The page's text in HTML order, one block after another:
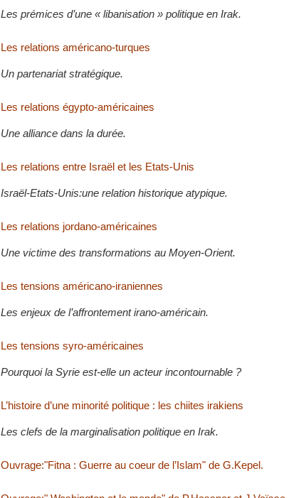
Les prémices d’une « libanisation » politique en Irak.
Les relations américano-turques
Un partenariat stratégique.
Les relations égypto-américaines
Une alliance dans la durée.
Les relations entre Israël et les Etats-Unis
Israël-Etats-Unis:une relation historique atypique.
Les relations jordano-américaines
Une victime des transformations au Moyen-Orient.
Les tensions américano-iraniennes
Les enjeux de l’affrontement irano-américain.
Les tensions syro-américaines
Pourquoi la Syrie est-elle un acteur incontournable ?
L’histoire d’une minorité politique : les chiites irakiens
Les clefs de la marginalisation politique en Irak.
Ouvrage:"Fitna : Guerre au coeur de l’Islam" de G.Kepel.